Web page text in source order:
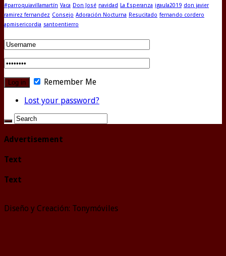
#parroquiavillamartín Vaca Don José navidad La Esperanza igaula2019 don javier
ramirez fernandez Consejo Adoración Nocturna Resucitado fernando cordero
apmisericordia santoentierro
Remember Me
Lost your password?
Advertisement
Text
Text
Diseño y Creación: Tonymóviles